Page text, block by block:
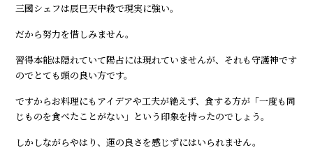
三國シェフは辰巳天中殺で現実に強い。
だから努力を惜しみません。
習得本能は隠れていて陽占には現れていませんが、それも守護神です
のでとても頭の良い方です。
ですからお料理にもアイデアや工夫が絶えず、食する方が「一度も同
じものを食べたことがない」という印象を持ったのでしょう。
しかしながらやはり、運の良さを感じずにはいられません。